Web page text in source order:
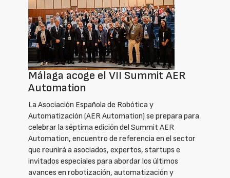
Málaga acoge el VII Summit AER
Automation
La Asociación Española de Robótica y
Automatización (AER Automation) se prepara para
celebrar la séptima edición del Summit AER
Automation, encuentro de referencia en el sector
que reunirá a asociados, expertos, startups e
invitados especiales para abordar los últimos
avances en robotización, automatización y